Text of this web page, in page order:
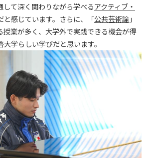
して深く関わりながら学べるアクティブ・
と感じています。さらに、「公共芸術論 」
授業が多く、大学外で実践できる機会が得
学らしい学びだと思います。